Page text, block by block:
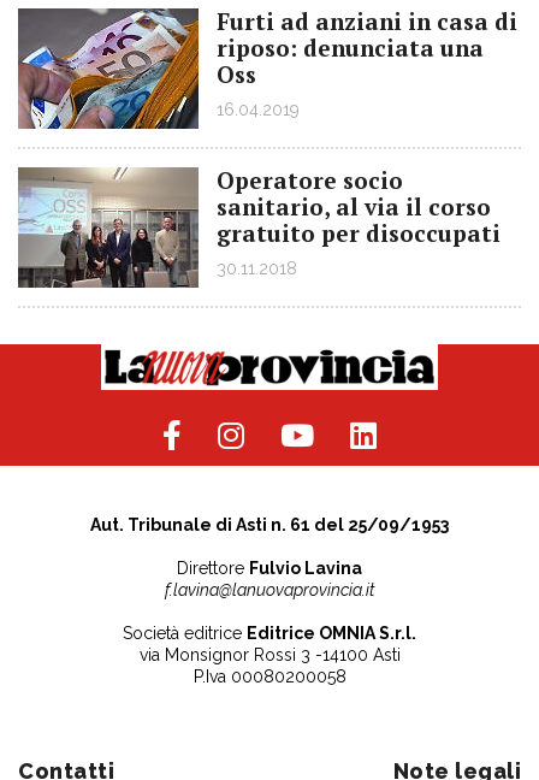
Furti ad anziani in casa di
riposo: denunciata una
Oss
16.04.2019
Operatore socio
sanitario, al via il corso
gratuito per disoccupati
30.11.2018
Aut. Tribunale di Asti n. 61 del 25/09/1953
Direttore Fulvio Lavina
f.lavina@lanuovaprovincia.it
Società editrice Editrice OMNIA S.r.l.
via Monsignor Rossi 3 -14100 Asti
P.Iva 00080200058
Contatti Note legali